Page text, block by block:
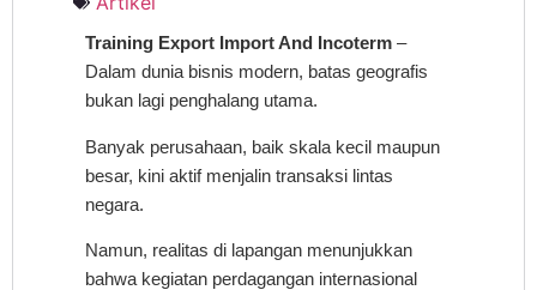
Training Export Import And Incoterm –
Dalam dunia bisnis modern, batas geografis
bukan lagi penghalang utama.
Banyak perusahaan, baik skala kecil maupun
besar, kini aktif menjalin transaksi lintas
negara.
Namun, realitas di lapangan menunjukkan
bahwa kegiatan perdagangan internasional